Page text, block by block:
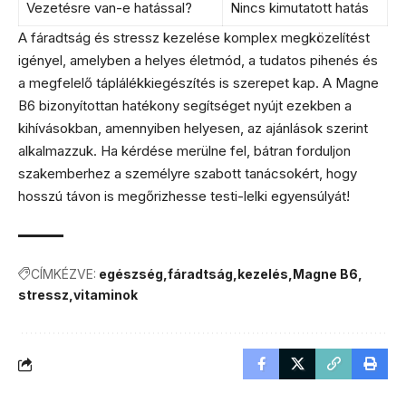
Vezetésre van-e hatással?
Nincs kimutatott hatás
A fáradtság és stressz kezelése komplex megközelítést
igényel, amelyben a helyes életmód, a tudatos pihenés és
a megfelelő táplálékkiegészítés is szerepet kap. A Magne
B6 bizonyítottan hatékony segítséget nyújt ezekben a
kihívásokban, amennyiben helyesen, az ajánlások szerint
alkalmazzuk. Ha kérdése merülne fel, bátran forduljon
szakemberhez a személyre szabott tanácsokért, hogy
hosszú távon is megőrizhesse testi-lelki egyensúlyát!
CÍMKÉZVE: egészség fáradtság kezelés Magne B6
stressz vitaminok